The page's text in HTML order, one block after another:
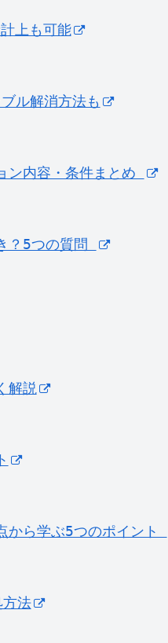
上も可能
ル解消方法も
ン内容・条件まとめ
？5つの質問
解説
から学ぶ5つのポイント
法